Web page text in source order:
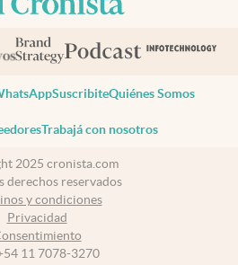
SuscribiteQuiénes Somos
Trabajá con nosotros
2025 cronista.com
derechos reservados
y condiciones
Privacidad
11 7078-3270